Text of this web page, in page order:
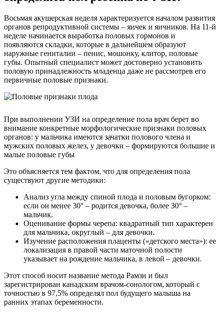
Восьмая акушерская неделя характеризуется началом развития
органов репродуктивной системы – яичек и яичников. На 11-й
неделе начинается выработка половых гормонов и
появляются складки, которые в дальнейшем образуют
наружные гениталии – пенис, мошонку, клитор, половые
губы. Опытный специалист может достоверно установить
половую принадлежность младенца даже не рассмотрев его
первичные половые признаки.
При выполнении УЗИ на определение пола врач берет во
внимание конкретные морфологические признаки половых
органов: у мальчика имеются зачатки полового члена и
мужских половых желез, у девочки – формируются большие и
малые половые губы
Это объясняется тем фактом, что для определения пола
существуют другие методики:
Анализ угла между спиной плода и половым бугорком:
если он менее 30° – родится девочка, более 30° –
мальчик.
Оценивание формы черепа: квадратный тип характерен
для мальчика, округлый – для девочки.
Изучение расположения плаценты («детского места»): ее
локализация в правой части маточной полости
указывает на рождение мальчика, в левой – девочки.
Этот способ носит название метода Рамзи и был
зарегистрирован канадским врачом-сонологом, который с
точностью в 97,5% определял пол будущего малыша на
ранних этапах беременности.